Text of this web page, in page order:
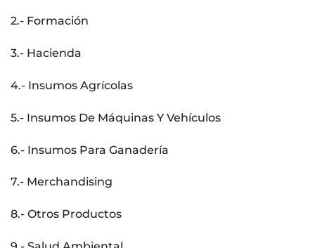
2.- Formación
3.- Hacienda
4.- Insumos Agrícolas
5.- Insumos De Máquinas Y Vehículos
6.- Insumos Para Ganadería
7.- Merchandising
8.- Otros Productos